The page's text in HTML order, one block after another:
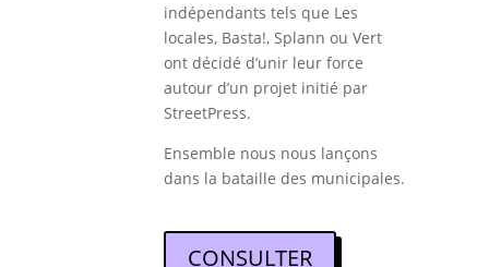
indépendants tels que Les
locales, Basta!, Splann ou Vert
ont décidé d’unir leur force
autour d’un projet initié par
StreetPress.
Ensemble nous nous lançons
dans la bataille des municipales.
CONSULTER